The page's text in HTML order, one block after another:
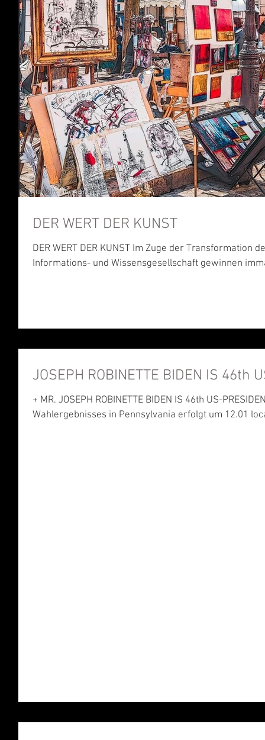
DER WERT DER KUNST
DER WERT DER KUNST Im Zuge der Transformation
Informations- und Wissensgesellschaft gewinnen
JOSEPH ROBINETTE
+ MR. JOSEPH ROBINETTE BIDEN IS 46th US-PRESIDENT-ELECT + Die Bekanntgabe des
Wahlergebnisses in Pennsylvania erfolgt um 12.01